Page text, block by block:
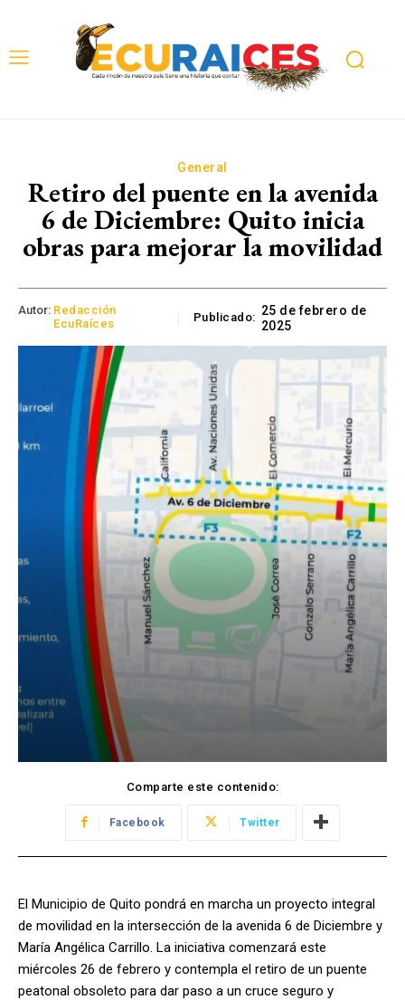
General
Retiro del puente en la avenida
6 de Diciembre: Quito inicia
obras para mejorar la movilidad
Autor: Redacción
EcuRaíces
Publicado: 25 de febrero de
2025
Comparte este contenido:
Facebook Twitter
El Municipio de Quito pondrá en marcha un proyecto integral
de movilidad en la intersección de la avenida 6 de Diciembre y
María Angélica Carrillo. La iniciativa comenzará este
miércoles 26 de febrero y contempla el retiro de un puente
peatonal obsoleto para dar paso a un cruce seguro y